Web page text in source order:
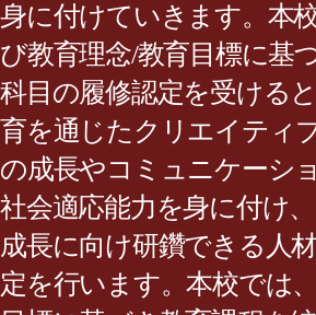
身に付けていきます。本
び教育理念/教育目標に基
科目の履修認定を受ける
育を通じたクリエイティ
の成長やコミュニケーシ
社会適応能力を身に付け
成長に向け研鑽できる人
定を行います。本校では